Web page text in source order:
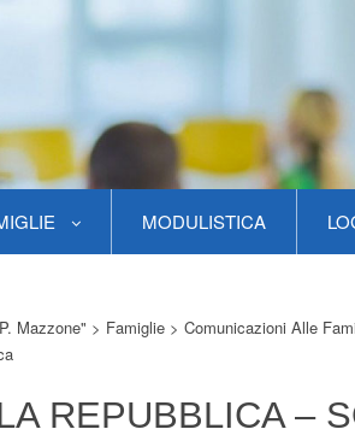
MODULISTICA
Mazzone" > Famiglie > Comunicazioni Alle
REPUBBLICA –